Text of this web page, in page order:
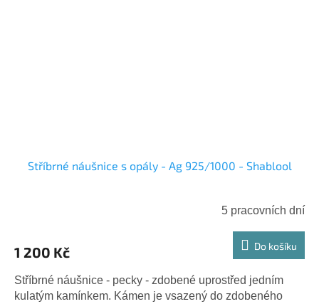
Stříbrné náušnice s opály - Ag 925/1000 - Shablool
5 pracovních dní
1 200 Kč Do košíku
Stříbrné náušnice - pecky - zdobené uprostřed jedním
kulatým kamínkem. Kámen je vsazený do zdobeného